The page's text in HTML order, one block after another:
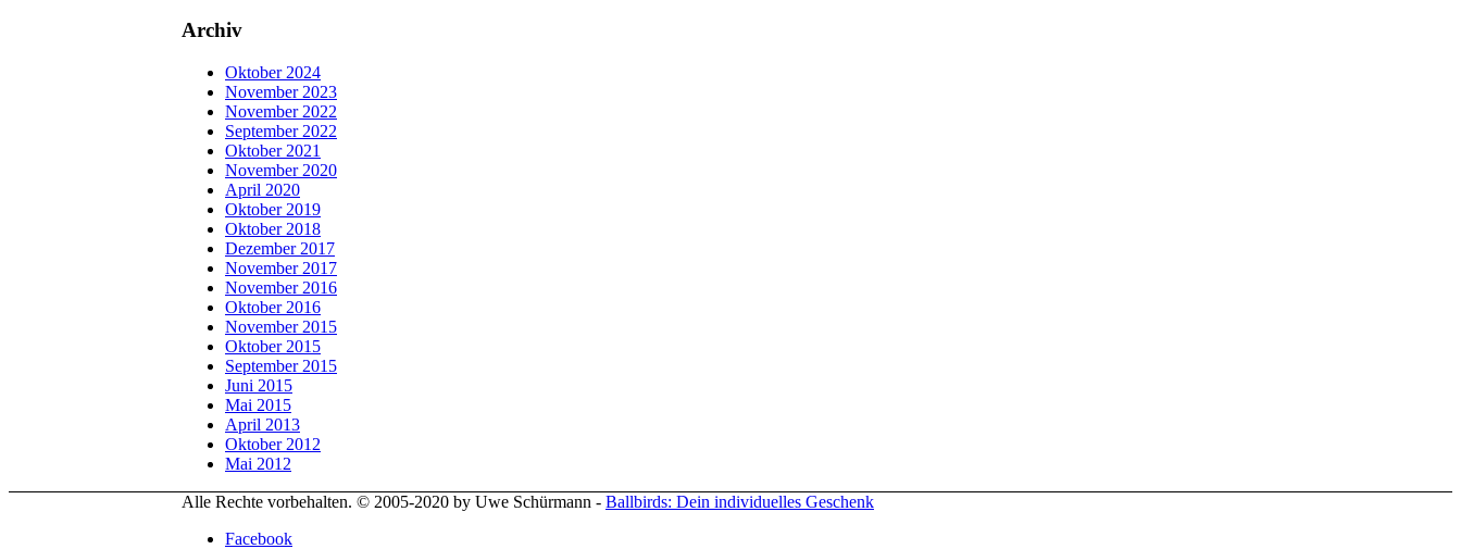
Archiv
Oktober 2024
November 2023
November 2022
September 2022
Oktober 2021
November 2020
April 2020
Oktober 2019
Oktober 2018
Dezember 2017
November 2017
November 2016
Oktober 2016
November 2015
Oktober 2015
September 2015
Juni 2015
Mai 2015
April 2013
Oktober 2012
Mai 2012
Alle Rechte vorbehalten. © 2005-2020 by Uwe Schürmann - Ballbirds: Dein individuelles Geschenk
Facebook